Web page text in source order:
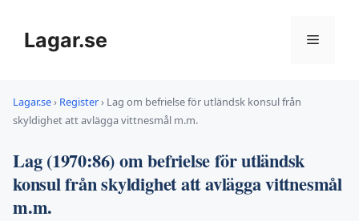
innehållLagar.se Meny
Lagar.se› Register› Lag om befrielse för utländsk konsul från
skyldighet att avlägga vittnesmål m.m.
Lag (1970:86) om befrielse för utländsk
konsul från skyldighet att avlägga vittnesmål
m.m.